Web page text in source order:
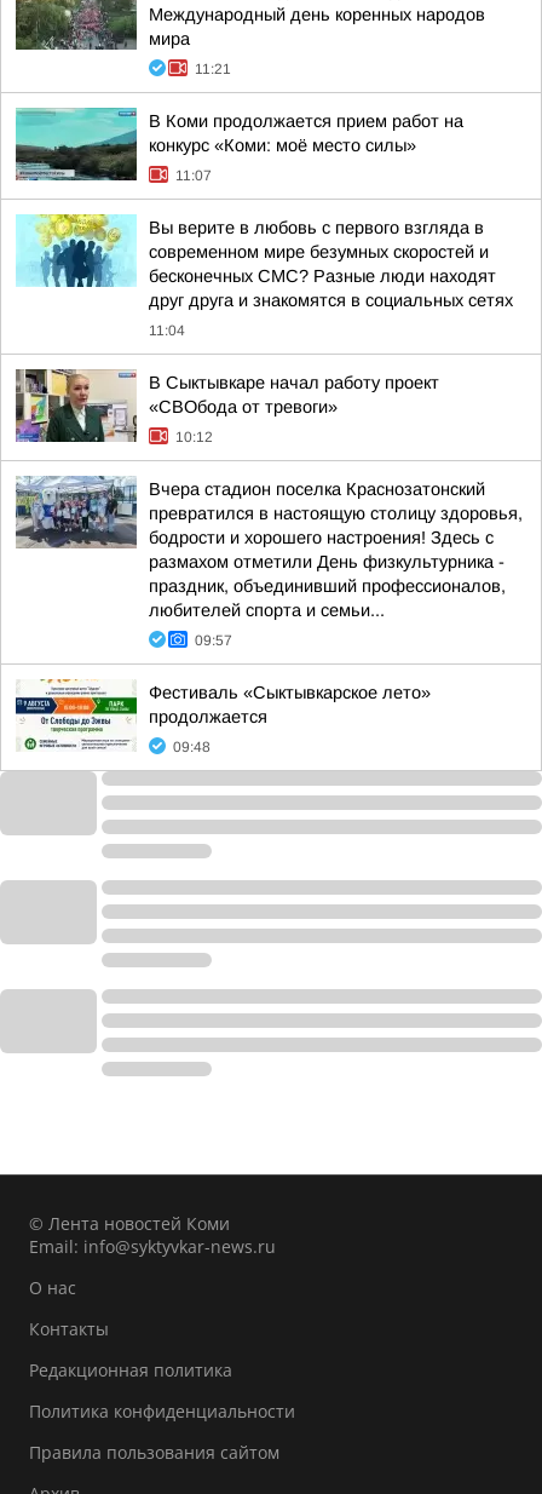
Международный день коренных народов
мира
11:21
В Коми продолжается прием работ на
конкурс «Коми: моё место силы»
11:07
Вы верите в любовь с первого взгляда в
современном мире безумных скоростей и
бесконечных СМС? Разные люди находят
друг друга и знакомятся в социальных сетях
11:04
В Сыктывкаре начал работу проект
«СВОбода от тревоги»
10:12
Вчера стадион поселка Краснозатонский
превратился в настоящую столицу здоровья,
бодрости и хорошего настроения! Здесь с
размахом отметили День физкультурника -
праздник, объединивший профессионалов,
любителей спорта и семьи...
09:57
Фестиваль «Сыктывкарское лето»
продолжается
09:48
© Лента новостей Коми
Email: info@syktyvkar-news.ru
О нас
Контакты
Редакционная политика
Политика конфиденциальности
Правила пользования сайтом